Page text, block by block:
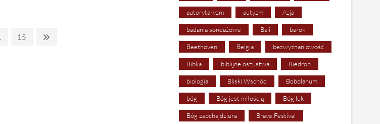
Page
15
autorytaryzm autyzm Azja
badania sondażowe Bali barok
Beethoven Belgia bezwyznaniowość
Biblia biblijne oszustwa Biedroń
biologia Bliski Wschód Bobolanum
bóg Bóg jest miłością Bóg luk
Bóg zapchajdziura Brave Festival